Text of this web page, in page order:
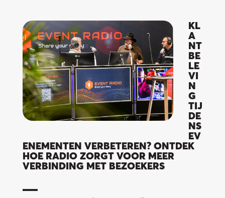
KL
A
NT
BE
LE
VI
N
G
TIJ
DE
NS
EV
ENEMENTEN VERBETEREN? ONTDEK
HOE RADIO ZORGT VOOR MEER
VERBINDING MET BEZOEKERS